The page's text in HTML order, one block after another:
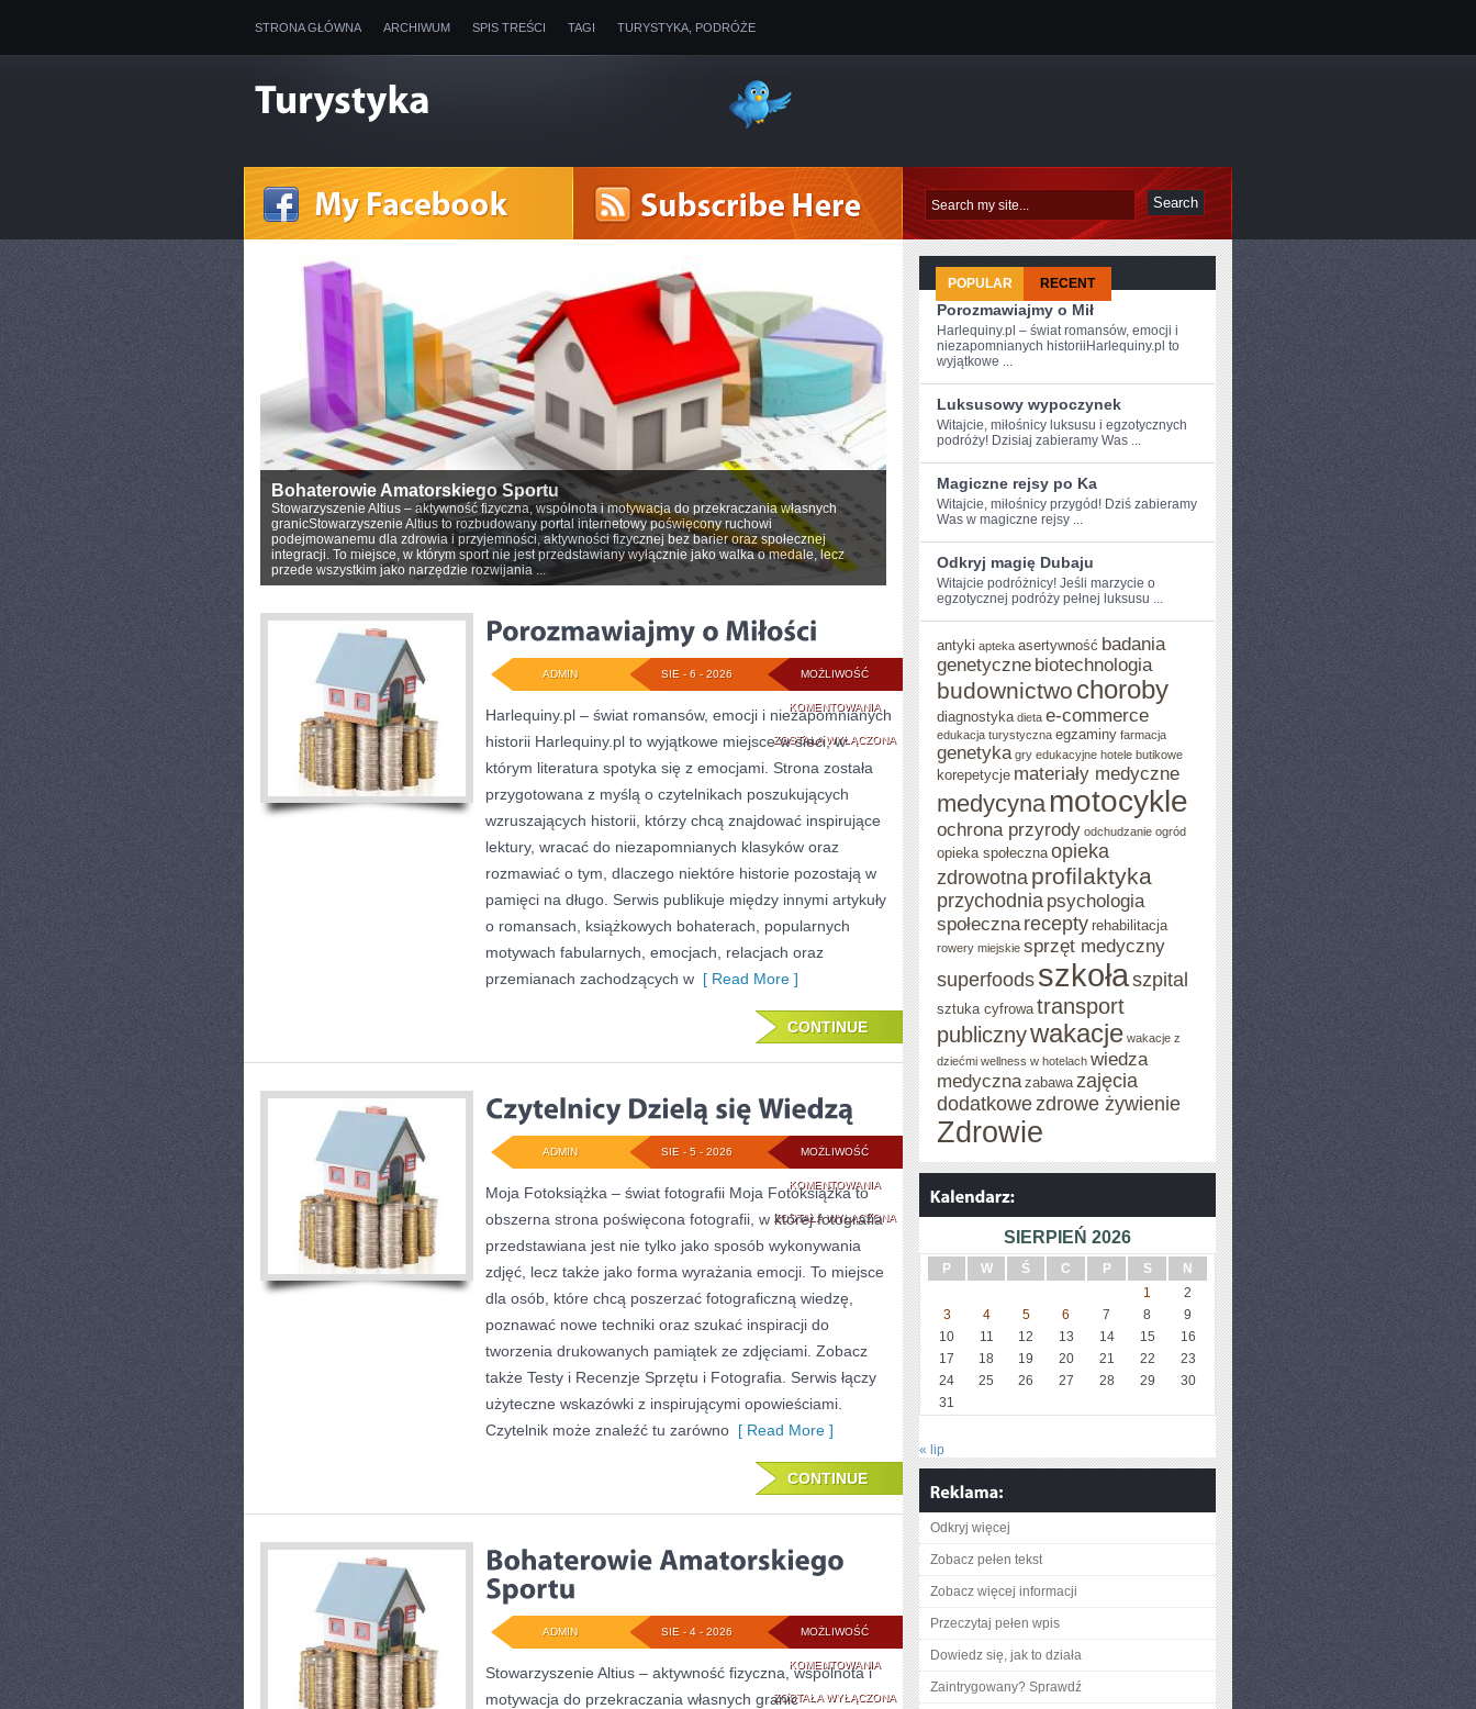
STRONA GŁÓWNA ARCHIWUM SPIS TREŚCI TAGI TURYSTYKA, PODRÓŻE
Bohaterowie Amatorskiego Sportu
Stowarzyszenie Altius – aktywność fizyczna, wspólnota i motywacja do przekraczania własnych
granicStowarzyszenie Altius to rozbudowany portal internetowy poświęcony ruchowi
podejmowanemu dla zdrowia i przyjemności, aktywności fizycznej bez barier oraz społecznej
integracji. To miejsce, w którym sport nie jest przedstawiany wyłącznie jako walka o medale, lecz
przede wszystkim jako narzędzie rozwijania ...
MOŻLIWOŚĆ
KOMENTOWANIAPOROZMAWIAJMY
O
MIŁOŚCI
ZOSTAŁA WYŁĄCZONA
SIE - 6 - 2026
ADMIN
Harlequiny.pl – świat romansów, emocji i niezapomnianych
historii Harlequiny.pl to wyjątkowe miejsce w sieci, w
którym literatura spotyka się z emocjami. Strona została
przygotowana z myślą o czytelnikach poszukujących
wzruszających historii, którzy chcą znajdować inspirujące
lektury, wracać do niezapomnianych klasyków oraz
rozmawiać o tym, dlaczego niektóre historie pozostają w
pamięci na długo. Serwis publikuje między innymi artykuły
o romansach, książkowych bohaterach, popularnych
motywach fabularnych, emocjach, relacjach oraz
przemianach zachodzących w [ Read More ]
CONTINUE
MOŻLIWOŚĆ
KOMENTOWANIACZYTELNICY
DZIELĄ
WIEDZĄ
ZOSTAŁA WYŁĄCZONA
SIE - 5 - 2026
ADMIN
Moja Fotoksiążka – świat fotografii Moja Fotoksiążka to
obszerna strona poświęcona fotografii, w której fotografia
przedstawiana jest nie tylko jako sposób wykonywania
zdjęć, lecz także jako forma wyrażania emocji. To miejsce
dla osób, które chcą poszerzać fotograficzną wiedzę,
poznawać nowe techniki oraz szukać inspiracji do
tworzenia drukowanych pamiątek ze zdjęciami. Zobacz
także Testy i Recenzje Sprzętu i Fotografia. Serwis łączy
użyteczne wskazówki z inspirującymi opowieściami.
Czytelnik może znaleźć tu zarówno [ Read More ]
CONTINUE
MOŻLIWOŚĆ
KOMENTOWANIABOHATEROWIE
AMATORSKIEGO
ZOSTAŁA WYŁĄCZONA
SIE - 4 - 2026
ADMIN
Stowarzyszenie Altius – aktywność fizyczna, wspólnota i
motywacja do przekraczania własnych granic
POPULAR RECENT
Porozmawiajmy o Mił
Harlequiny.pl – świat romansów, emocji i
niezapomnianych historiiHarlequiny.pl to
wyjątkowe ...
Luksusowy wypoczynek
Witajcie,‍ miłośnicy luksusu i egzotycznych
podróży! Dzisiaj zabieramy Was ...
Magiczne rejsy po Ka
Witajcie, miłośnicy przygód! Dziś zabieramy
Was w ⁤magiczne rejsy⁤ ...
Odkryj magię Dubaju
Witajcie podróżnicy! Jeśli​ marzycie o
egzotycznej podróży pełnej luksusu ...
antyki apteka asertywność badania
genetyczne biotechnologia
budownictwo choroby
diagnostyka dieta e-commerce
edukacja turystyczna egzaminy farmacja
genetyka gry edukacyjne hotele butikowe
korepetycje materiały medyczne
medycyna motocykle
ochrona przyrody odchudzanie ogród
opieka społeczna opieka
zdrowotna profilaktyka
przychodnia psychologia
społeczna recepty rehabilitacja
rowery miejskie sprzęt medyczny
superfoods szkołaszpital
sztuka cyfrowa transport
publicznywakacje wakacje z
dziećmi wellness w hotelach wiedza
medyczna zabawa zajęcia
dodatkowezdrowe żywienie
Zdrowie
SIERPIEŃ 2026
P W Ś C P S
N
1
2
3
4 5 6 7 8
9
10
11 12 13 14 15
16
17
18 19 20 21 22
23
24
25 26 27 28 29
30
31
« lip
Odkryj więcej
Zobacz pełen tekst
Zobacz więcej informacji
Przeczytaj pełen wpis
Dowiedz się, jak to działa
Zaintrygowany? Sprawdź